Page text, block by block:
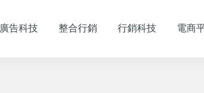
廣告科技 整合行銷 行銷科技 電商